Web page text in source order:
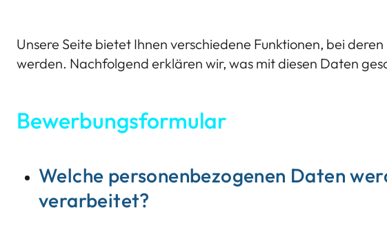
Unsere Seite bietet Ihnen verschiedene Funktionen, bei
werden. Nachfolgend erklären wir, was mit diesen Daten
Bewerbungsformular
Welche personenbezogenen Daten
verarbeitet?